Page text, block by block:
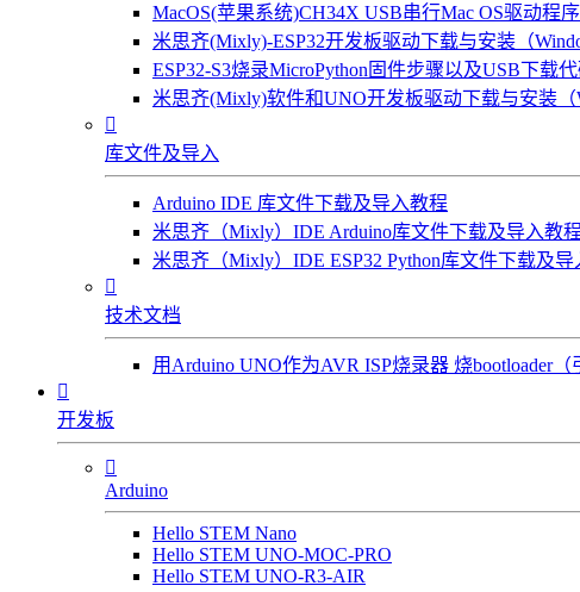
MacOS(苹果系统)CH34X USB串行Mac OS驱动程
米思齐(Mixly)-ESP32开发板驱动下载与安装（
ESP32-S3烧录MicroPython固件步骤以及USB下载
米思齐(Mixly)软件和UNO开发板驱动下载与安装（

库文件及导入
Arduino IDE 库文件下载及导入教程
米思齐（Mixly）IDE Arduino库文件下载及导入教程
米思齐（Mixly）IDE ESP32 Python库文件下载及导

技术文档
用Arduino UNO作为AVR ISP烧录器 烧bootloader（

开发板

Arduino
Hello STEM Nano
Hello STEM UNO-MOC-PRO
Hello STEM UNO-R3-AIR